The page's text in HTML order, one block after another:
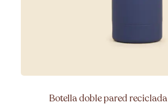
Botella doble pared reciclada